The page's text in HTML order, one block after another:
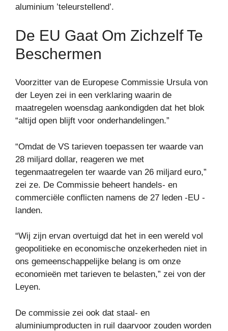
aluminium ’teleurstellend’.
De EU Gaat Om Zichzelf Te
Beschermen
Voorzitter van de Europese Commissie Ursula von
der Leyen zei in een verklaring waarin de
maatregelen woensdag aankondigden dat het blok
“altijd open blijft voor onderhandelingen.”
“Omdat de VS tarieven toepassen ter waarde van
28 miljard dollar, reageren we met
tegenmaatregelen ter waarde van 26 miljard euro,”
zei ze. De Commissie beheert handels- en
commerciële conflicten namens de 27 leden -EU -
landen.
“Wij zijn ervan overtuigd dat het in een wereld vol
geopolitieke en economische onzekerheden niet in
ons gemeenschappelijke belang is om onze
economieën met tarieven te belasten,” zei von der
Leyen.
De commissie zei ook dat staal- en
aluminiumproducten in ruil daarvoor zouden worden